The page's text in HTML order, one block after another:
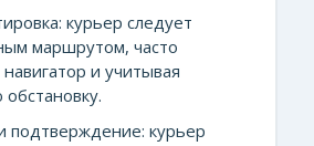
курьер следует
маршрутом, часто
и учитывая
подтверждение: курьер